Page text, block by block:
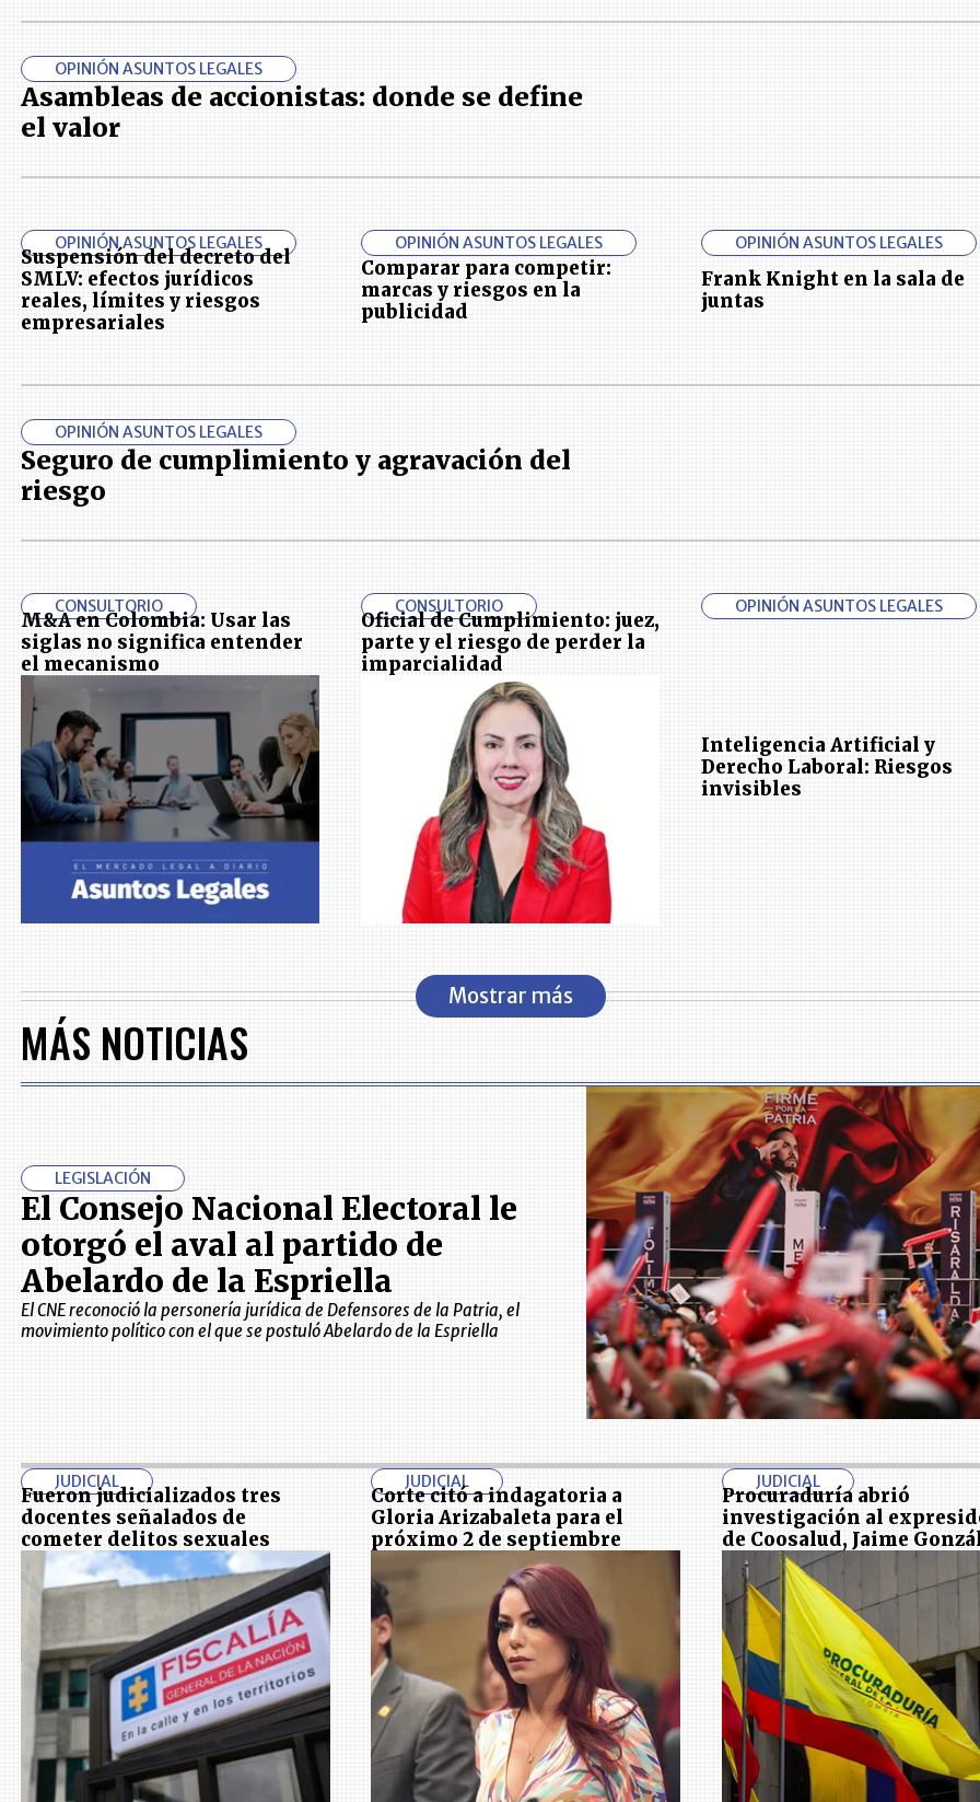
OPINIÓN ASUNTOS LEGALES
Asambleas de accionistas: donde se define
el valor
OPINIÓN ASUNTOS LEGALES
Suspensión del decreto del
SMLV: efectos jurídicos
reales, límites y riesgos
empresariales
OPINIÓN ASUNTOS LEGALES
Comparar para competir:
marcas y riesgos en la
publicidad
OPINIÓN ASUNTOS LEGALES
Frank Knight en la sala de
juntas
OPINIÓN ASUNTOS LEGALES
Seguro de cumplimiento y agravación del
riesgo
CONSULTORIO
M&A en Colombia: Usar las
siglas no significa entender
el mecanismo
CONSULTORIO
Oficial de Cumplimiento: juez,
parte y el riesgo de perder la
imparcialidad
OPINIÓN ASUNTOS LEGALES
Inteligencia Artificial y
Derecho Laboral: Riesgos
invisibles
Mostrar más
MÁS NOTICIAS
LEGISLACIÓN
El Consejo Nacional Electoral le
otorgó el aval al partido de
Abelardo de la Espriella
El CNE reconoció la personería jurídica de Defensores de la Patria, el
movimiento político con el que se postuló Abelardo de la Espriella
JUDICIAL
Fueron judicializados tres
docentes señalados de
cometer delitos sexuales
JUDICIAL
Corte citó a indagatoria a
Gloria Arizabaleta para el
próximo 2 de septiembre
JUDICIAL
Procuraduría abrió
investigación al
de Coosalud, Jaime